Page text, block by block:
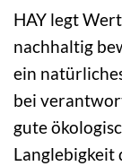
HAY legt
nachhaltig
ein
bei
gute
Langlebigkeit